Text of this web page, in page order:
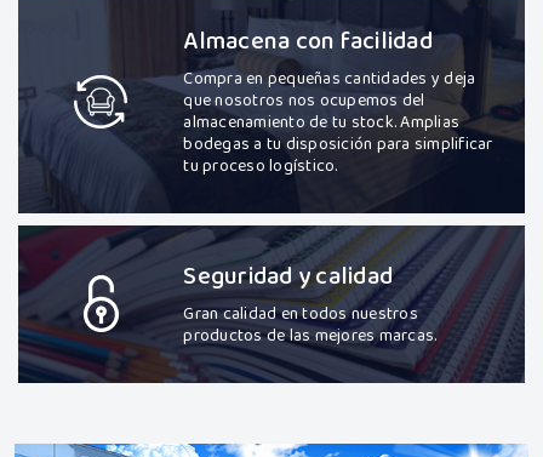
Almacena con facilidad
Compra en pequeñas cantidades y deja
que nosotros nos ocupemos del
almacenamiento de tu stock. Amplias
bodegas a tu disposición para simplificar
tu proceso logístico.
Seguridad y calidad
Gran calidad en todos nuestros
productos de las mejores marcas.